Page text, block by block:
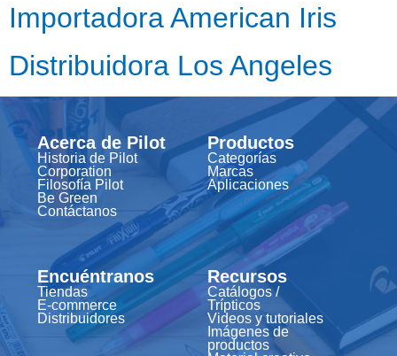
Importadora American Iris
Distribuidora Los Angeles
Acerca de Pilot
Historia de Pilot
Corporation
Filosofía Pilot
Be Green
Contáctanos
Productos
Categorías
Marcas
Aplicaciones
Encuéntranos
Tiendas
E-commerce
Distribuidores
Recursos
Catálogos /
Trípticos
Videos y tutoriales
Imágenes de
productos